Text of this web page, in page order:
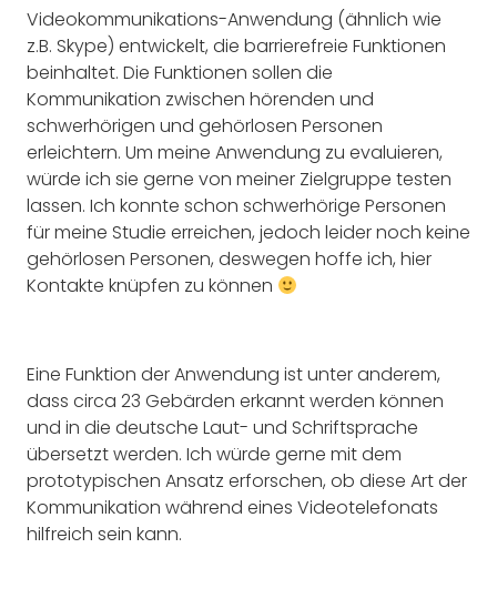
Videokommunikations-Anwendung (ähnlich wie
z.B. Skype) entwickelt, die barrierefreie Funktionen
beinhaltet. Die Funktionen sollen die
Kommunikation zwischen hörenden und
schwerhörigen und gehörlosen Personen
erleichtern. Um meine Anwendung zu evaluieren,
würde ich sie gerne von meiner Zielgruppe testen
lassen. Ich konnte schon schwerhörige Personen
für meine Studie erreichen, jedoch leider noch keine
gehörlosen Personen, deswegen hoffe ich, hier
Kontakte knüpfen zu können
Eine Funktion der Anwendung ist unter anderem,
dass circa 23 Gebärden erkannt werden können
und in die deutsche Laut- und Schriftsprache
übersetzt werden. Ich würde gerne mit dem
prototypischen Ansatz erforschen, ob diese Art der
Kommunikation während eines Videotelefonats
hilfreich sein kann.